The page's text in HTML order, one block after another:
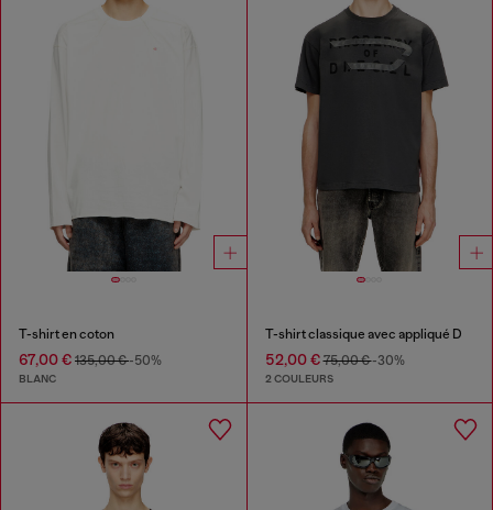
T-shirt en coton
67,00 € 135,00 €-50%
BLANC
T-shirt classique avec appliqué D
52,00 €75,00 €-30%
2 COULEURS